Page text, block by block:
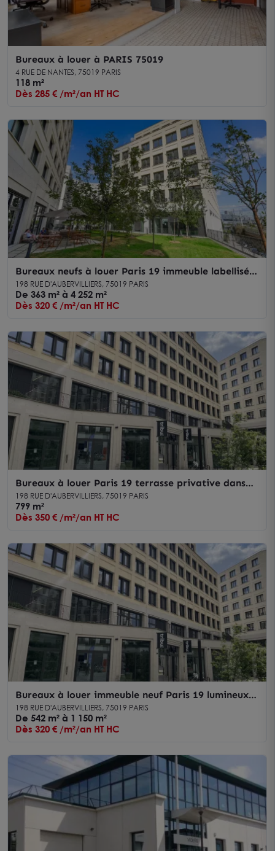
Bureaux à louer à PARIS 75019
4 RUE DE NANTES, 75019 PARIS
118 m²
Dès 285 € /m²/an HT HC
Bureaux neufs à louer Paris 19 immeuble labellisé
au pied du RER E
198 RUE D'AUBERVILLIERS, 75019 PARIS
De 363 m² à 4 252 m²
Dès 320 € /m²/an HT HC
Bureaux à louer Paris 19 terrasse privative dans
immeuble neuf écoresponsable
198 RUE D'AUBERVILLIERS, 75019 PARIS
799 m²
Dès 350 € /m²/an HT HC
Bureaux à louer immeuble neuf Paris 19 lumineux
accès RER E Rosa Parks
198 RUE D'AUBERVILLIERS, 75019 PARIS
De 542 m² à 1 150 m²
Dès 320 € /m²/an HT HC